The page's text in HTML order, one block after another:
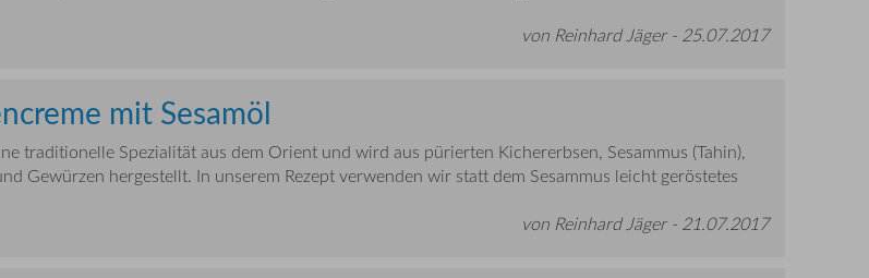
von Reinhard Jäger - 25.07.2017
mit Sesamöl
traditionelle Spezialität aus dem Orient und wird aus pürierten Kichererbsen, Sesammus (Tahin),
Gewürzen hergestellt. In unserem Rezept verwenden wir statt dem Sesammus leicht geröstetes
von Reinhard Jäger - 21.07.2017